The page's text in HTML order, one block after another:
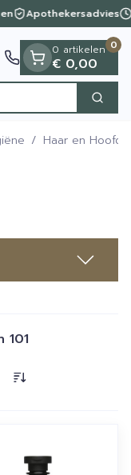
Apothekersadvies
Zoek
0 artikelen
€ 0,00
0
/ Haar en Hoofd
101